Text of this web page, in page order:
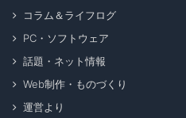
コラム＆ライフログ
PC・ソフトウェア
話題・ネット情報
Web制作・ものづくり
運営より